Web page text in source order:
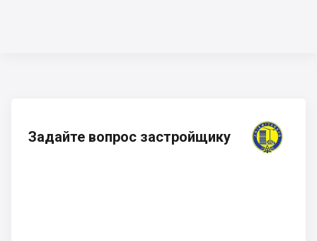
Задайте вопрос застройщику